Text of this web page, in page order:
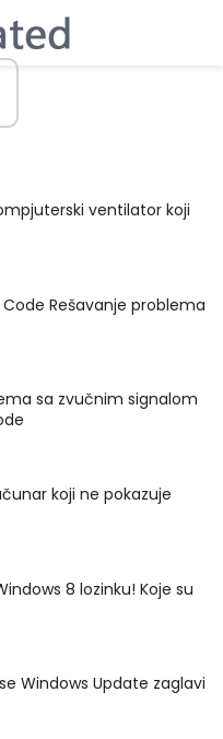
ventilator koji
Code Rešavanje problema
sa zvučnim signalom
koji ne pokazuje
8 lozinku! Koje su
Windows Update zaglavi